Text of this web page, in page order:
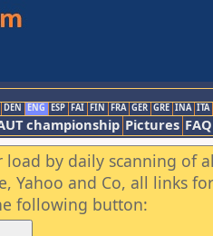
DEN ENG ESP FAI FIN FRA GER GRE INA ITA
championship Pictures FAQ
load by daily scanning of
Yahoo and Co, all links
following button: